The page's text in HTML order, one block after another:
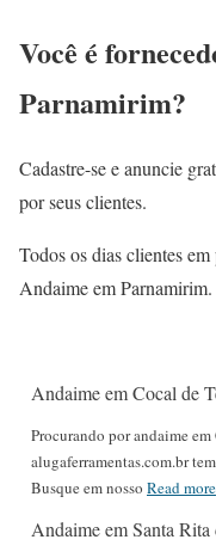
Você é
Parnamirim?
Cadastre-se e anuncie
por seus clientes.
Todos os dias clientes
Andaime em Parnamirim.
Andaime em Cocal de
Procurando por andaime
alugaferramentas.com.br
Busque em nosso Read more
Andaime em Santa